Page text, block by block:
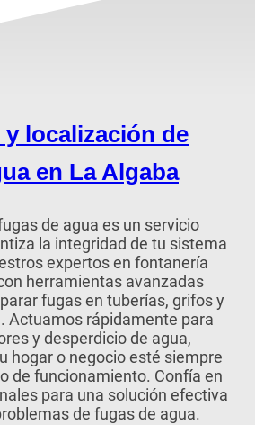
y localización de
en La Algaba
de agua es un servicio
la integridad de tu sistema
expertos en fontanería
herramientas avanzadas
fugas en tuberías, grifos y
Actuamos rápidamente para
y desperdicio de agua,
hogar o negocio esté siempre
de funcionamiento. Confía en
para una solución efectiva
de fugas de agua.